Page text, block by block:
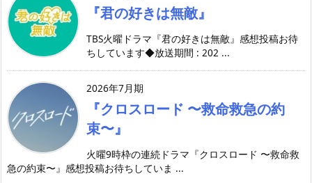
『君の好きは無敵』
TBS火曜ドラマ『君の好きは無敵』感想投稿お待
ちしています◆放送期間 : 202 ...
2026年7月期
『クロスロード 〜救命救急の約
束〜』
火曜9時枠の連続ドラマ『クロスロード 〜救命救
急の約束〜』感想投稿お待ちしていま ...